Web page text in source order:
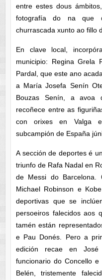
entre estes dous
fotografía do na que
churrascada xunto ao fillo
En clave local,
municipio: Regina Grela
Pardal, que este ano
a María Josefa Senín
Bouzas Senín, a avoa
recoñece entre as
con orixes en Valga
subcampión de España
A sección de deportes é
triunfo de Rafa Nadal en
de Messi do Barcelona.
Michael Robinson e
deportivas que se
persoeiros falecidos aos
tamén están
e Pau Donés. Pero a
edición recae en José
funcionario do Concello
Belén, tristemente